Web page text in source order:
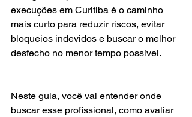
execuções em Curitiba é o caminho
mais curto para reduzir riscos, evitar
bloqueios indevidos e buscar o melhor
desfecho no menor tempo possível.
Neste guia, você vai entender onde
buscar esse profissional, como avaliar